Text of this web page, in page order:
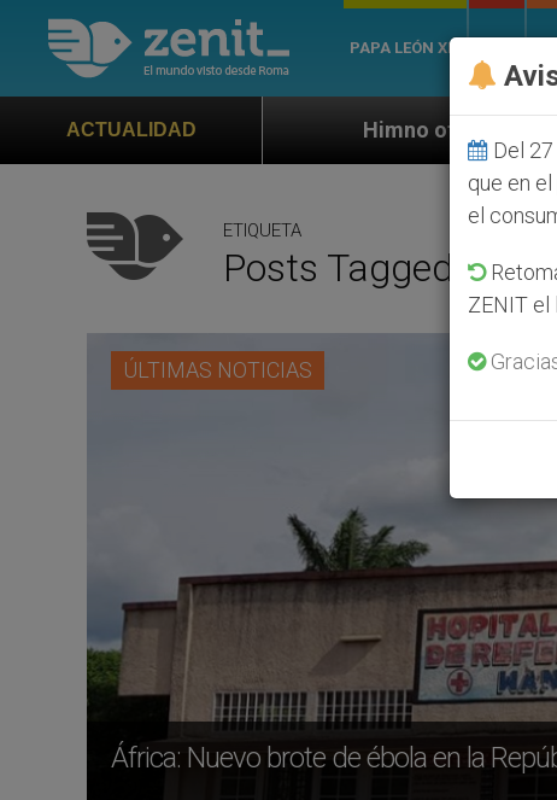
PAPA LEÓN XIV
ACTUALIDADHimno oficial de la Jornada Mundial
ETIQUETA
Posts Tagged ‘RDC’
ÚLTIMAS NOTICIAS
África: Nuevo brote de ébola en la
Del
que en
el
ZENIT el